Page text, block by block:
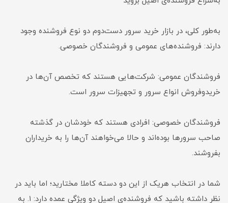
به‌طور کلی، در بازار خرید سرور‌ دست‌دوم دو نوع فروشنده وجود
دارند: فروشنده‌های عمومی و فروشندگان خصوصی.
فروشند‌گان عمومی: شرکت‌هایی هستند که تخصص‌ آن‌ها در
خریدوفروش انواع سرور و تجهیزات سرور است.
فروشندگان خصوصی: افرادی هستند که خودشان در گذشته
صاحب سرور‌ها بوده‌اند و حالا می‌خواهند آن‌ها را به خریداران
بفروشند.
شما در انتخاب هریک از این دو دسته کاملا مختارید؛ اما باید در
نظر داشته باشید که فروشنده‌ی اصیل دو ویژگی عمده دارد: ۱. به